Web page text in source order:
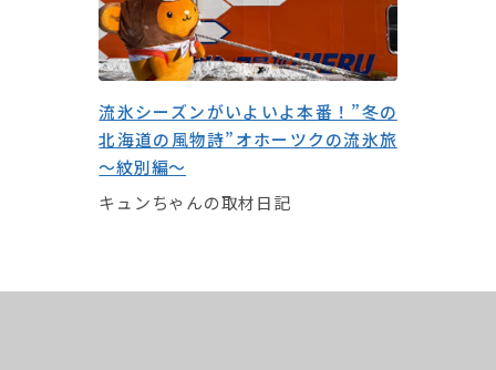
流氷シーズンがいよいよ本番！”冬の
北海道の風物詩”オホーツクの流氷旅
～紋別編～
キュンちゃんの取材日記